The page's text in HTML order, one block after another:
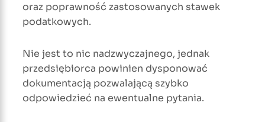
oraz poprawność zastosowanych stawek
podatkowych.
Nie jest to nic nadzwyczajnego, jednak
przedsiębiorca powinien dysponować
dokumentacją pozwalającą szybko
odpowiedzieć na ewentualne pytania.